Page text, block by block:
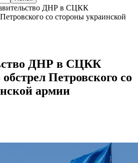
ДНР в СЦКК
со стороны украинской
ДНР в СЦКК
Петровского со
армии